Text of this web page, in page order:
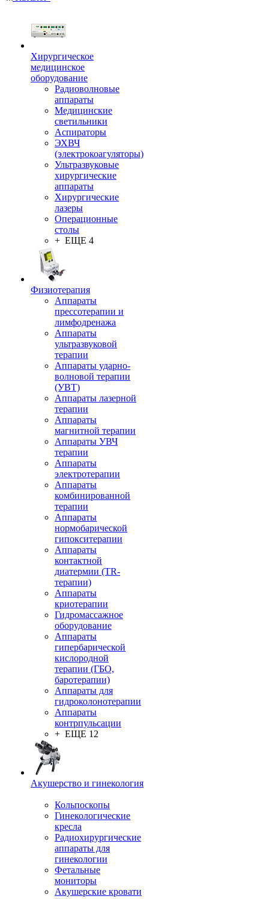
Хирургическое
медицинское
оборудование
Радиоволновые
аппараты
Медицинские
светильники
Аспираторы
ЭХВЧ
(электрокоагуляторы)
Ультразвуковые
хирургические
аппараты
Хирургические
лазеры
Операционные
столы
+ ЕЩЕ 4
Физиотерапия
Аппараты
прессотерапии и
лимфодренажа
Аппараты
ультразвуковой
терапии
Аппараты ударно-
волновой терапии
(УВТ)
Аппараты лазерной
терапии
Аппараты
магнитной терапии
Аппараты УВЧ
терапии
Аппараты
электротерапии
Аппараты
комбинированной
терапии
Аппараты
нормобарической
гипокситерапии
Аппараты
контактной
диатермии (TR-
терапии)
Аппараты
криотерапии
Гидромассажное
оборудование
Аппараты
гипербарической
кислородной
терапии (ГБО,
баротерапии)
Аппараты для
гидроколонотерапии
Аппараты
контрпульсации
+ ЕЩЕ 12
Акушерство и гинекология
Кольпоскопы
Гинекологические
кресла
Радиохирургические
аппараты для
гинекологии
Фетальные
мониторы
Акушерские кровати